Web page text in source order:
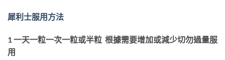
犀利士服用方法
1 一天一粒一次一粒或半粒 根據需要增加或減少切勿過量服
用